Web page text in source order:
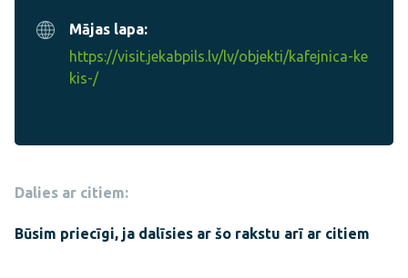
Mājas lapa:
https://visit.jekabpils.lv/lv/objekti/kafejnica-ke
kis-/
Dalies ar citiem:
Būsim priecīgi, ja dalīsies ar šo rakstu arī ar citiem